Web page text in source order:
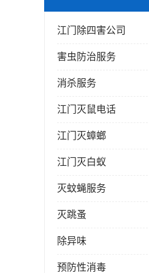
江门除四害公司
害虫防治服务
消杀服务
江门灭鼠电话
江门灭蟑螂
江门灭白蚁
灭蚊蝇服务
灭跳蚤
除异味
预防性消毒